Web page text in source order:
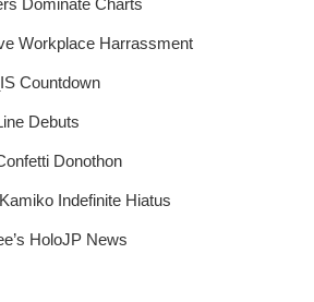
Dominate Charts
Workplace Harrassment
Countdown
Debuts
Donothon
Indefinite Hiatus
HoloJP News